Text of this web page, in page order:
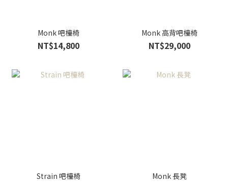
Monk 吧檯椅
NT$14,800
Monk 高背吧檯椅
NT$29,000
Strain 吧檯椅 Monk 長凳